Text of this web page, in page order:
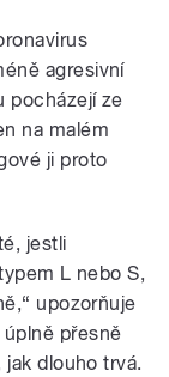
agresivní
pocházejí ze
na malém
ji proto
jestli
L nebo S,
upozorňuje
přesně
dlouho trvá.